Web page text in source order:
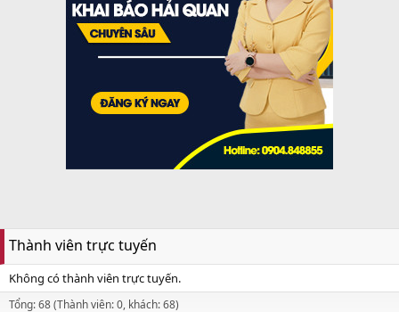
Thành viên trực tuyến
Không có thành viên trực tuyến.
Tổng: 68 (Thành viên: 0, khách: 68)